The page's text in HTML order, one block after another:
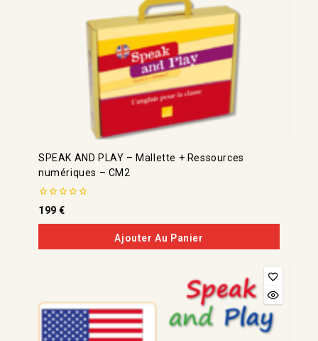
SPEAK AND PLAY – Mallette + Ressources
numériques – CM2
0
de
5
199€
Ajouter Au Panier